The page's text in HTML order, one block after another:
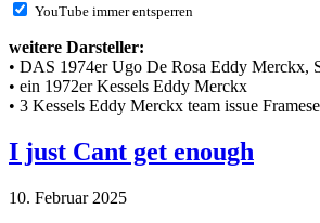
YouTube immer entsperren
weitere Darsteller:
• DAS 1974er Ugo De Rosa Eddy Merckx,
• ein 1972er Kessels Eddy Merckx
• 3 Kessels Eddy Merckx team issue
I just Cant get enough
10. Februar 2025